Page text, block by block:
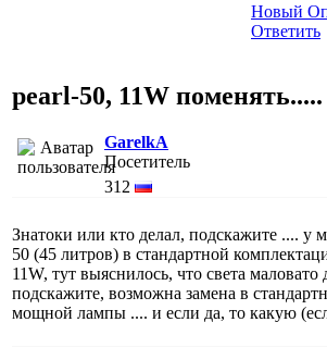
Новый
Ответить
pearl-50, 11W поменять.....
GarelkA
Посетитель
312
Знатоки или кто делал, подскажите .... у
50 (45 литров) в стандартной
11W, тут выяснилось, что света маловато
подскажите, возможна замена в
мощной лампы .... и если да, то какую